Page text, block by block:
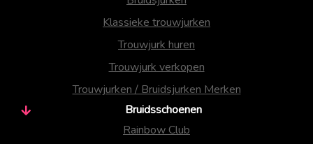
Klassieke trouwjurken
Trouwjurk huren
Trouwjurk verkopen
Trouwjurken / Bruidsjurken Merken
Bruidsschoenen
Rainbow Club